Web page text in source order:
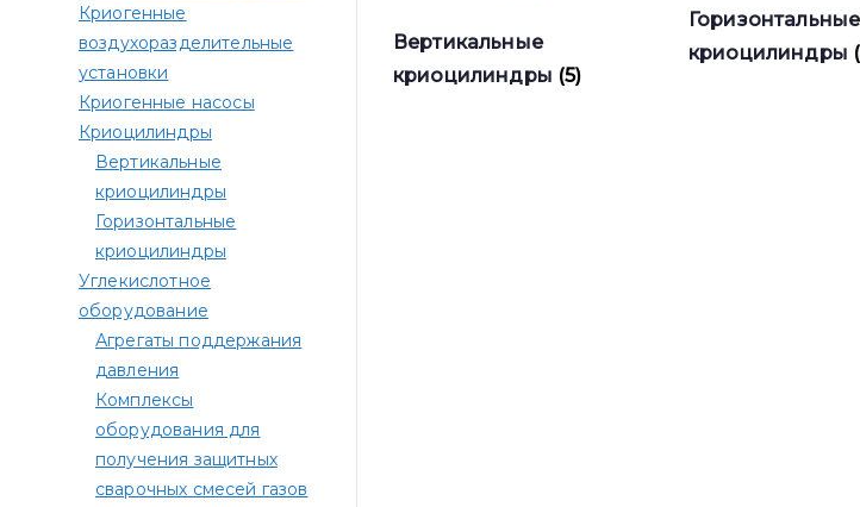
Вертикальные
криоцилиндры (5)
Горизонтальные
криоцилиндры
Криогенные
воздухоразделительные
установки
Криогенные насосы
Криоцилиндры
Вертикальные
криоцилиндры
Горизонтальные
криоцилиндры
Углекислотное
оборудование
Агрегаты поддержания
давления
Комплексы
оборудования для
получения защитных
сварочных смесей газов